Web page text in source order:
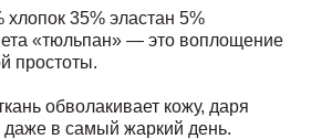
хлопок 35% эластан 5%
«тюльпан» — это воплощение
простоты.
обволакивает кожу, даря
в самый жаркий день.